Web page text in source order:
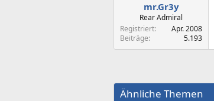
mr.Gr3y
Rear Admiral
Registriert
Apr. 2008
Beiträge
5.193
Ähnliche Themen